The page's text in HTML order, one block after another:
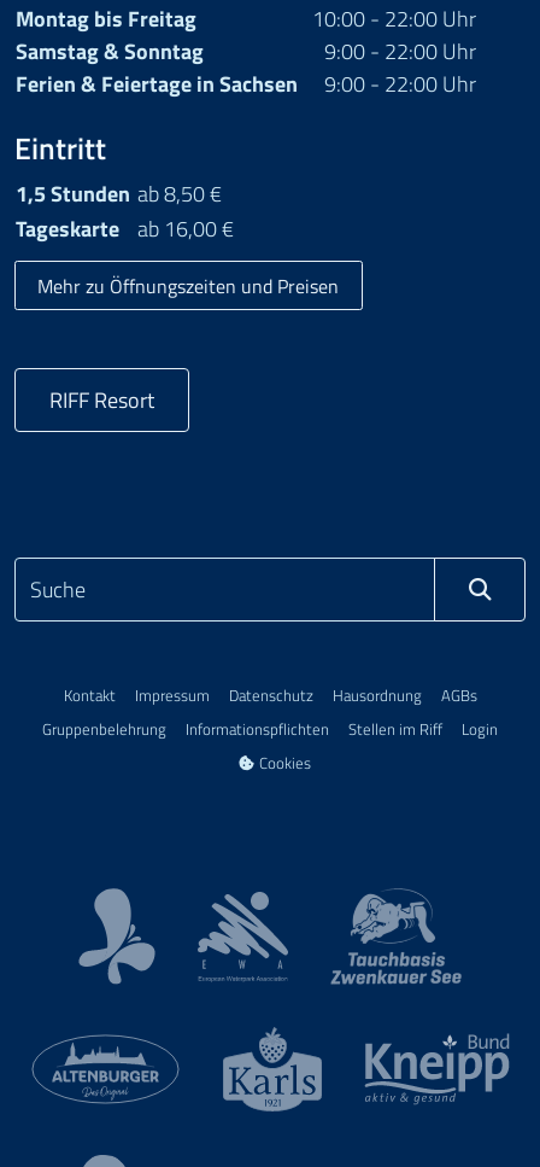
Montag bis Freitag
10:00 - 22:00 Uhr
Samstag & Sonntag
9:00 - 22:00 Uhr
Ferien & Feiertage in Sachsen
9:00 - 22:00 Uhr
Eintritt
1,5 Stunden ab 8,50 €
Tageskarte ab 16,00 €
Mehr zu Öffnungszeiten und Preisen
RIFF Resort
Kontakt Impressum Datenschutz Hausordnung
AGBs
Gruppenbelehrung
Informationspflichten Stellen im Riff
Login
Cookies
European Waterpark Association